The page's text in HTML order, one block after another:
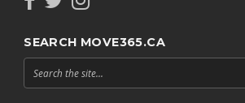
SEARCH MOVE365.CA